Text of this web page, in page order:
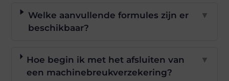
Welke aanvullende formules zijn er
beschikbaar?
▼
Hoe begin ik met het afsluiten van
een machinebreukverzekering?
▼